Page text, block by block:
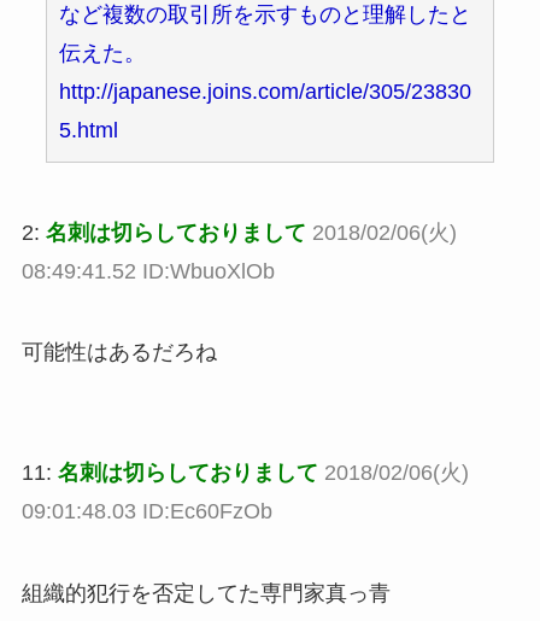
など複数の取引所を示すものと理解したと
伝えた。
http://japanese.joins.com/article/305/23830
5.html
2: 名刺は切らしておりまして 2018/02/06(火)
08:49:41.52 ID:WbuoXlOb
可能性はあるだろね
11: 名刺は切らしておりまして 2018/02/06(火)
09:01:48.03 ID:Ec60FzOb
組織的犯行を否定してた専門家真っ青